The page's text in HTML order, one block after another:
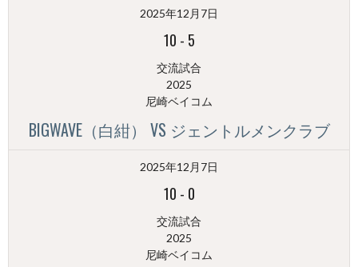
2025年12月7日
10 - 5
交流試合
2025
尼崎ベイコム
BIGWAVE（白紺） VS ジェントルメンクラブ
2025年12月7日
10 - 0
交流試合
2025
尼崎ベイコム